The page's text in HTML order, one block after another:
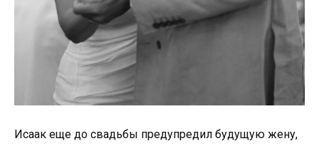
Исаак еще до свадьбы предупредил будущую жену,